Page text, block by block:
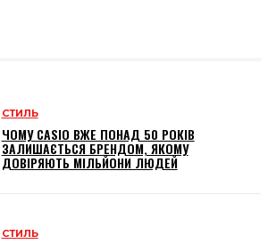
СТИЛЬ
ЧОМУ CASIO ВЖЕ ПОНАД 50 РОКІВ
ЗАЛИШАЄТЬСЯ БРЕНДОМ, ЯКОМУ
ДОВІРЯЮТЬ МІЛЬЙОНИ ЛЮДЕЙ
СТИЛЬ